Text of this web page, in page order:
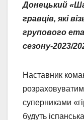
Донецький
гравців, які
групового
сезону-2023/
Наставник
суперниками
будуть